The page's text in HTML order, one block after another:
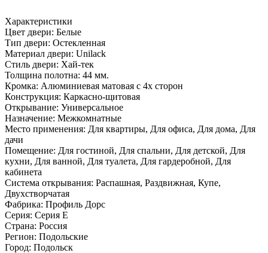
Характеристики
Цвет двери: Белые
Тип двери: Остекленная
Материал двери: Unilack
Стиль двери: Хай-тек
Толщина полотна: 44 мм.
Кромка: Алюминиевая матовая с 4х сторон
Конструкция: Каркасно-щитовая
Открывание: Универсальное
Назначение: Межкомнатные
Место применения: Для квартиры, Для офиса, Для дома, Для
дачи
Помещение: Для гостиной, Для спальни, Для детской, Для
кухни, Для ванной, Для туалета, Для гардеробной, Для
кабинета
Система открывания: Распашная, Раздвижная, Купе,
Двухстворчатая
Фабрика: Профиль Дорс
Серия: Серия E
Страна: Россия
Регион: Подольские
Город: Подольск